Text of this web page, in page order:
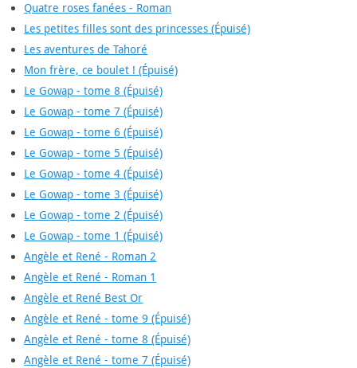
Quatre roses fanées - Roman
Les petites filles sont des princesses (Épuisé)
Les aventures de Tahoré
Mon frère, ce boulet ! (Épuisé)
Le Gowap - tome 8 (Épuisé)
Le Gowap - tome 7 (Épuisé)
Le Gowap - tome 6 (Épuisé)
Le Gowap - tome 5 (Épuisé)
Le Gowap - tome 4 (Épuisé)
Le Gowap - tome 3 (Épuisé)
Le Gowap - tome 2 (Épuisé)
Le Gowap - tome 1 (Épuisé)
Angèle et René - Roman 2
Angèle et René - Roman 1
Angèle et René Best Or
Angèle et René - tome 9 (Épuisé)
Angèle et René - tome 8 (Épuisé)
Angèle et René - tome 7 (Épuisé)